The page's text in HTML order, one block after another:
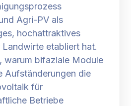
Agri-PV als
hochattraktives
Landwirte etabliert hat.
warum bifaziale Module
Aufständerungen die
für
Betriebe